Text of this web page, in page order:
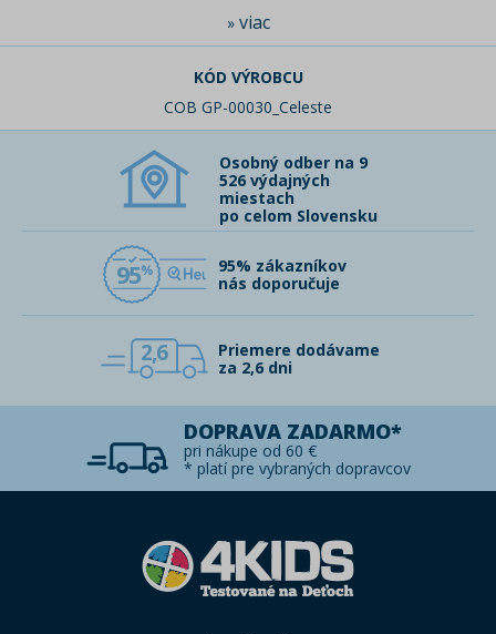
» viac
KÓD VÝROBCU
COB GP-00030_Celeste
Osobný odber na 9
526 výdajných
miestach
po celom Slovensku
95
95% zákazníkov
nás doporučuje
2,6
Priemere dodávame
za 2,6 dni
DOPRAVA ZADARMO*
pri nákupe od 60 €
* platí pre vybraných dopravcov